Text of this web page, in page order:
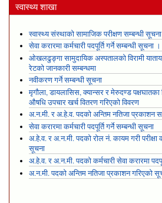
स्वास्थ्य शाखा
स्वास्थ्य संस्थाको सामाजिक परीक्षण सम्बन्धी सूचना
सेवा करारमा कर्मचारी पदपूर्ति गर्ने सम्बन्धी सूचना ।
ओखलढुङ्गा सामुदायिक अस्पतालको विरामी
रेटको जानकारी सम्बन्धमा
नवीकरण गर्ने सम्बन्धी सूचना
मृगौला, डायलासिस, क्यान्सर र मेरुदण्ड
औषधि उपचार खर्च वितरण गरिएको विवरण
अ.न.मी. र अ.हे.व. पदको अन्तिम नतिजा प्रकाशन
सेवा करारमा कर्मचारी पदपूर्ति गर्ने सम्बन्धी सूचना
अ.हे.व. र अ.न.मी. पदको रोल नं. कायम गरी परीक्षा
सूचना
अ.हे.व. र अ.न.मी. पदको कर्मचारी सेवा करारमा
अ.न.मी. पदको अन्तिम नतिजा प्रकाशन गरिएको